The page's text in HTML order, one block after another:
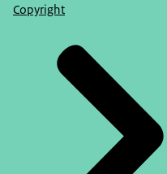
Copyright